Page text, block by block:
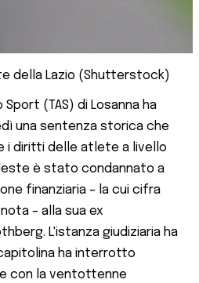
della Lazio (Shutterstock)
Sport (TAS) di Losanna ha
una sentenza storica che
i diritti delle atlete a livello
è stato condannato a
finanziaria – la cui cifra
– alla sua ex
L'istanza giudiziaria ha
ha interrotto
con la ventottenne